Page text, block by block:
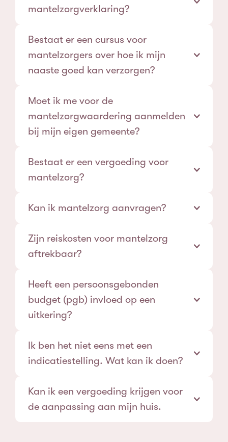
mantelzorgverklaring?
Bestaat er een cursus voor
mantelzorgers over hoe ik mijn
naaste goed kan verzorgen?
Moet ik me voor de
mantelzorgwaardering aanmelden
bij mijn eigen gemeente?
Bestaat er een vergoeding voor
mantelzorg?
Kan ik mantelzorg aanvragen?
Zijn reiskosten voor mantelzorg
aftrekbaar?
Heeft een persoonsgebonden
budget (pgb) invloed op een
uitkering?
Ik ben het niet eens met een
indicatiestelling. Wat kan ik doen?
Kan ik een vergoeding krijgen voor
de aanpassing aan mijn huis.